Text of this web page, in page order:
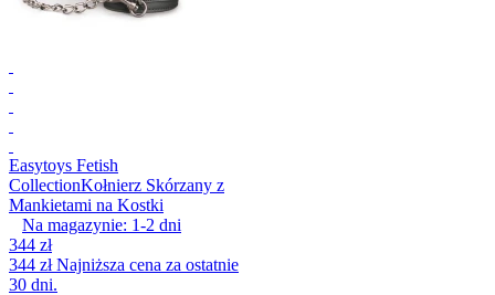
Easytoys Fetish
CollectionKołnierz Skórzany z
Mankietami na Kostki
Na magazynie: 1-2 dni
344 zł
344 złNajniższa cena za ostatnie
30 dni.